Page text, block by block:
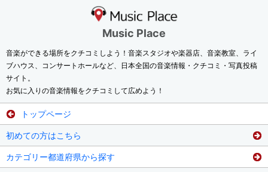
Music Place
音楽ができる場所をクチコミしよう！音楽スタジオや楽器店、音楽教室、ライ
ブハウス、コンサートホールなど、日本全国の音楽情報・クチコミ・写真投稿
サイト。
お気に入りの音楽情報をクチコミして広めよう！
トップページ
初めての方はこちら
カテゴリー都道府県から探す